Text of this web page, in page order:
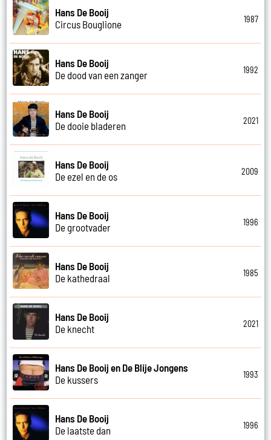
Hans De Booij
Circus Bouglione
1987
Hans De Booij
De dood van een zanger
1992
Hans De Booij
De dooie bladeren
2021
Hans De Booij
De ezel en de os
2009
Hans De Booij
De grootvader
1996
Hans De Booij
De kathedraal
1985
Hans De Booij
De knecht
2021
Hans De Booij en De Blije Jongens
De kussers
1993
Hans De Booij
De laatste dan
1996